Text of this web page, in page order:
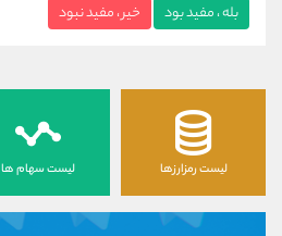
بله ، مفید بود خیر ، مفید نبود
لیست رمزارزها لیست سهام ها